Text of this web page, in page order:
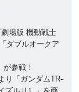
場版 機動戦士
ダブルオークア
が参戦！
り「ガンダムTR-